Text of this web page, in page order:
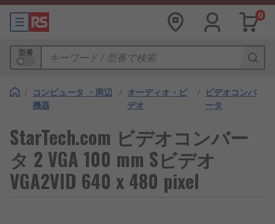
0
型番
/ コンピュータ ・周辺
機器
/ オーディオ・ビ
デオ
/ ビデオコンバ
ータ
StarTech.com ビデオコンバー
タ 2 VGA 100 mm Sビデオ
VGA2VID 640 x 480 pixel